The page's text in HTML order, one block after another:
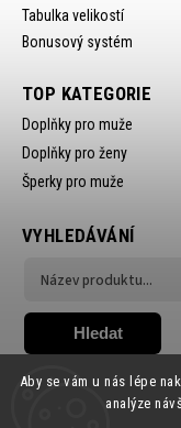
Aby se vám u nás lépe
analýze
Tabulka velikostí
Bonusový systém
TOP KATEGORIE
Doplňky pro muže
Doplňky pro ženy
Šperky pro muže
VYHLEDÁVÁNÍ
Hledat